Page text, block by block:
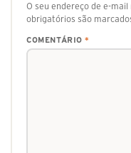
O seu endereço de e-mail
obrigatórios são
COMENTÁRIO *